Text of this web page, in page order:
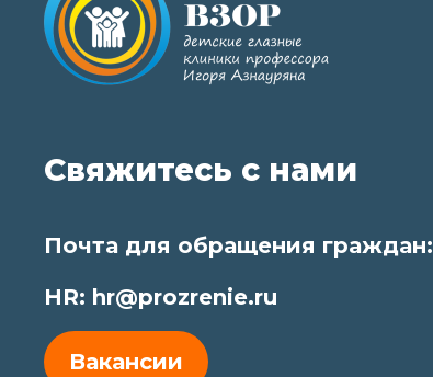
Свяжитесь с нами
Почта для обращения граждан:
HR: hr@prozrenie.ru
Вакансии